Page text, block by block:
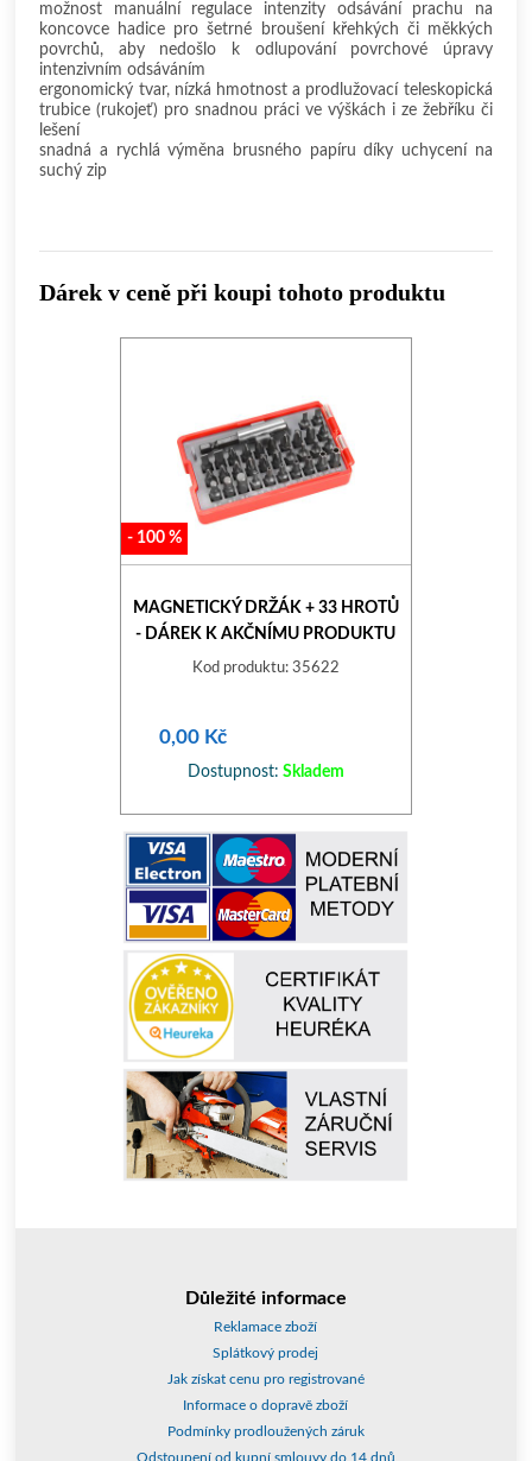
možnost manuální regulace intenzity odsávání prachu na
koncovce hadice pro šetrné broušení křehkých či měkkých
povrchů, aby nedošlo k odlupování povrchové úpravy
intenzivním odsáváním
ergonomický tvar, nízká hmotnost a prodlužovací teleskopická
trubice (rukojeť) pro snadnou práci ve výškách i ze žebříku či
lešení
snadná a rychlá výměna brusného papíru díky uchycení na
suchý zip
Dárek v ceně při koupi tohoto produktu
- 100 %
MAGNETICKÝ DRŽÁK + 33 HROTŮ
- DÁREK K AKČNÍMU PRODUKTU
Kod produktu: 35622
0,00 Kč
Dostupnost: Skladem
Důležité informace
Reklamace zboží
Splátkový prodej
Jak získat cenu pro registrované
Informace o dopravě zboží
Podmínky prodloužených záruk
Odstoupení od kupní smlouvy do 14 dnů